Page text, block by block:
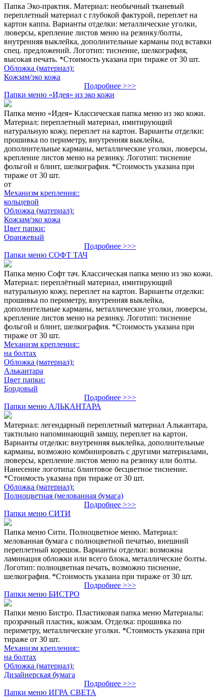
Папка Эко-практик. Материал: необычный тканевый
переплетный материал с глубокой фактурой, переплет на
картон каппа. Варианты отделки: металлические уголки,
люверсы, крепление листов меню на резинку/болты,
внутренняя выклейка, дополнительные карманы под вставки
спец. предложений. Логотип: тиснение, шелкография,
высокая печать. *Стоимость указана при тираже от 30 шт.
Обложка (материал):
Кожзам/эко кожа
Подробнее >>>
Папки меню «Идея» из эко кожи
Папка меню «Идея» Классическая папка меню из эко кожи.
Материал: переплетный материал, имитирующий
натуральную кожу, переплет на картон. Варианты отделки:
прошивка по периметру, внутренняя выклейка,
дополнительные карманы, металлические уголки, люверсы,
крепление листов меню на резинку. Логотип: тиснение
фольгой и блинт, шелкография. *Стоимость указана при
тираже от 30 шт.
от
Механизм крепления::
кольцевой
Обложка (материал):
Кожзам/эко кожа
Цвет папки:
Оранжевый
Подробнее >>>
Папки меню СОФТ ТАЧ
Папка меню Софт тач. Классическая папка меню из эко кожи.
Материал: переплётный материал, имитирующий
натуральную кожу, переплет на картон. Варианты отделки:
прошивка по периметру, внутренняя выклейка,
дополнительные карманы, металлические уголки, люверсы,
крепление листов меню на резинку. Логотип: тиснение
фольгой и блинт, шелкография. *Стоимость указана при
тираже от 30 шт.
Механизм крепления::
на болтах
Обложка (материал):
Алькантара
Цвет папки:
Бордовый
Подробнее >>>
Папки меню АЛЬКАНТАРА
Материал: легендарный переплетный материал Алькантара,
тактильно напоминающий замшу, переплет на картон.
Варианты отделки: внутренняя выклейка, дополнительные
карманы, возможно комбинировать с другими материалами,
люверсы, крепление листов меню на резинку или болты.
Нанесение логотипа: блинтовое бесцветное тиснение.
*Стоимость указана при тираже от 30 шт.
Обложка (материал):
Полноцветная (мелованная бумага)
Подробнее >>>
Папки меню СИТИ
Папка меню Сити. Полноцветное меню. Материал:
мелованная бумага с полноцветной печатью, внешний
переплетный корешок. Варианты отделки: возможна
ламинация обложки или всего блока, металлические болты.
Логотип: полноцветная печать, возможно тиснение,
шелкография. *Стоимость указана при тираже от 30 шт.
Подробнее >>>
Папки меню БИСТРО
Папки меню Бистро. Пластиковая папка меню Материалы:
прозрачный пластик, кожзам. Отделка: прошивка по
периметру, металлические уголки. *Стоимость указана при
тираже от 30 шт.
Механизм крепления::
на болтах
Обложка (материал):
Дизайнерская бумага
Подробнее >>>
Папки меню ИГРА СВЕТА